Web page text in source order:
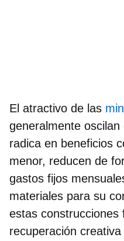
El atractivo de las
generalmente
radica en beneficios
menor, reducen de
gastos fijos
materiales para su
estas construcciones
recuperación creativa